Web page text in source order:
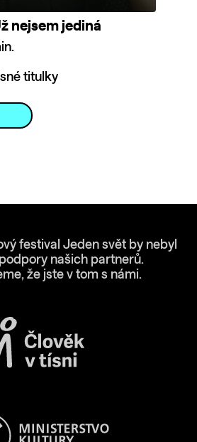
nejsem jediná
titulky
festival Jeden svět by nebyl
našich partnerů.
že jste v tom s námi.